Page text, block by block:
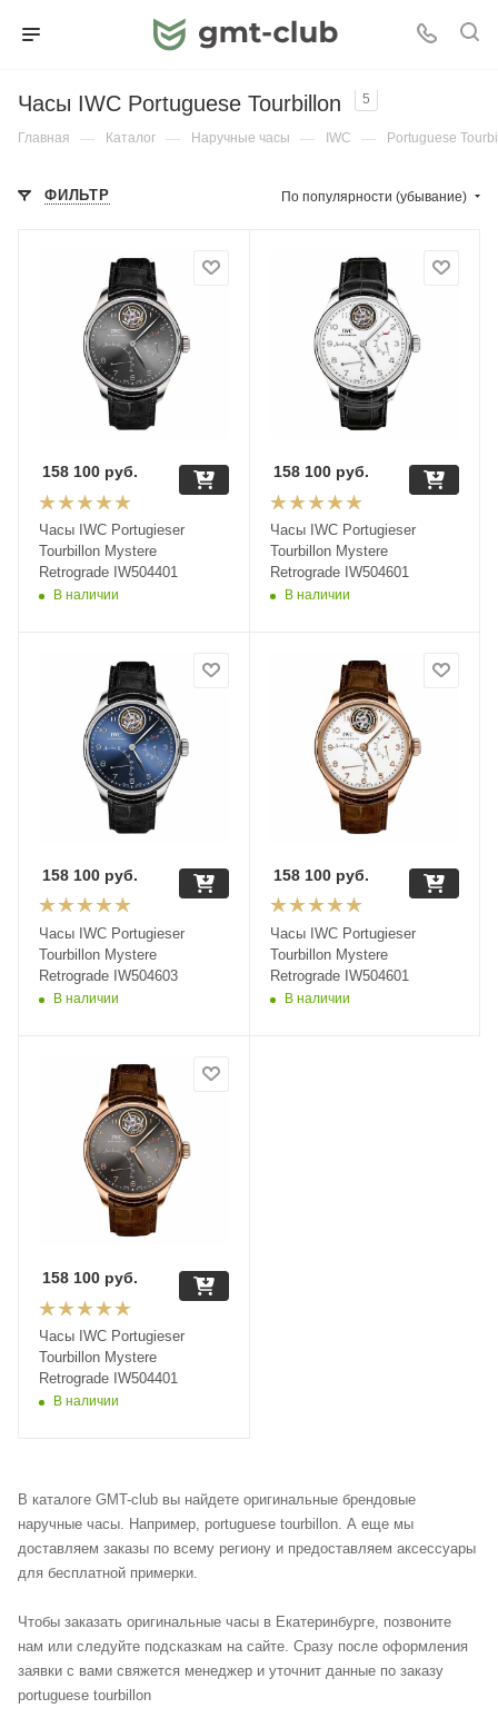
Часы IWC Portuguese Tourbillon 5
Главная — Каталог — Наручные часы — IWC — Portuguese
ФИЛЬТР По популярности (убывание)
Часы IWC Portugieser
Tourbillon Mystere
Retrograde IW504401
В наличии
158 100 руб.
Часы IWC Portugieser
Tourbillon Mystere
Retrograde IW504601
В наличии
158 100руб.
Часы IWC Portugieser
Tourbillon Mystere
Retrograde IW504603
В наличии
158 100 руб.
Часы IWC Portugieser
Tourbillon Mystere
Retrograde IW504601
В наличии
158 100руб.
Часы IWC Portugieser
Tourbillon Mystere
Retrograde IW504401
В наличии
158 100 руб.
В каталоге GMT-club вы найдете оригинальные брендовые
наручные часы. Например, portuguese tourbillon. А еще мы
доставляем заказы по всему региону и предоставляем аксессуары
для бесплатной примерки.
Чтобы заказать оригинальные часы в Екатеринбурге, позвоните
нам или следуйте подсказкам на сайте. Сразу после оформления
заявки с вами свяжется менеджер и уточнит данные по заказу
portuguese tourbillon